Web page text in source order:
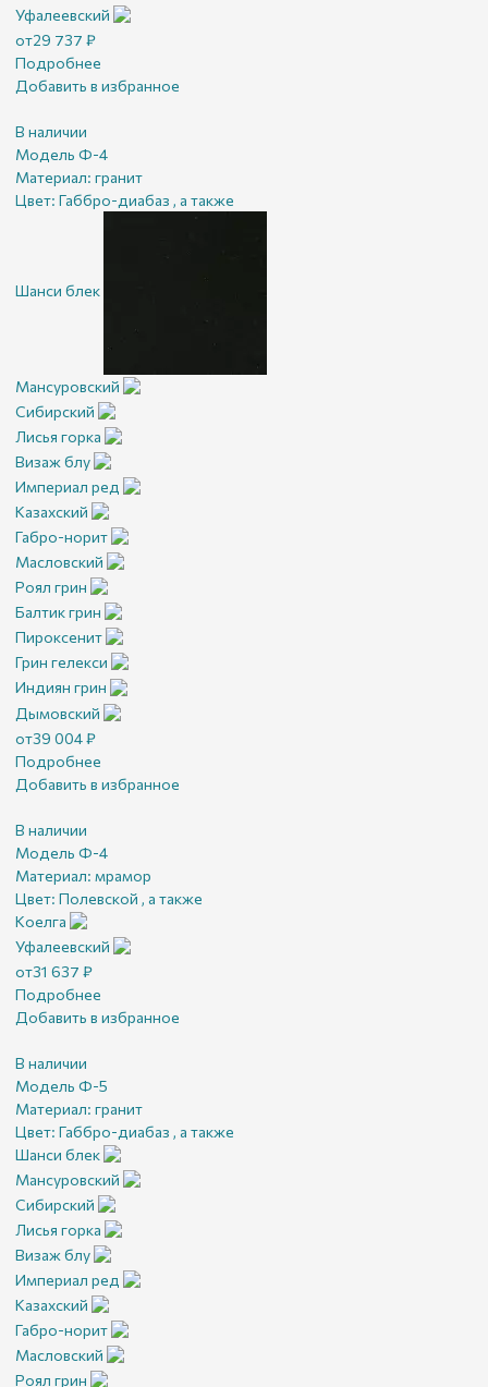
Уфалеевский
от29 737 ₽
Подробнее
Добавить в избранное
В наличии
Модель Ф-4
Материал: гранит
Цвет: Габбро-диабаз , а также
Шанси блек
Мансуровский
Сибирский
Лисья горка
Визаж блу
Империал ред
Казахский
Габро-норит
Масловский
Роял грин
Балтик грин
Пироксенит
Грин гелекси
Индиян грин
Дымовский
от39 004₽
Подробнее
Добавить в избранное
В наличии
Модель Ф-4
Материал: мрамор
Цвет: Полевской , а также
Коелга
Уфалеевский
от31 637 ₽
Подробнее
Добавить в избранное
В наличии
Модель Ф-5
Материал: гранит
Цвет: Габбро-диабаз , а также
Шанси блек
Мансуровский
Сибирский
Лисья горка
Визаж блу
Империал ред
Казахский
Габро-норит
Масловский
Роял грин